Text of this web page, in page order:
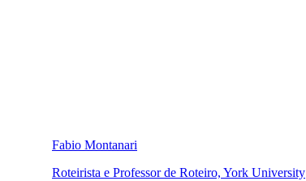
Fabio Montanari
Roteirista e Professor de Roteiro, York University